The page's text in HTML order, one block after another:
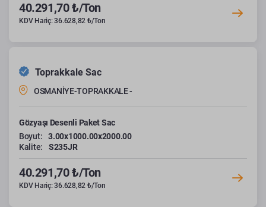
40.291,70 ₺/Ton
KDV Hariç: 36.628,82 ₺/Ton
Toprakkale Sac
OSMANİYE-TOPRAKKALE -
Gözyaşı Desenli Paket Sac
Boyut:
3.00x1000.00x2000.00
Kalite:
S235JR
40.291,70 ₺/Ton
KDV Hariç: 36.628,82 ₺/Ton